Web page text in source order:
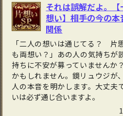
それは誤解だよ。
想い】相手の今の
関係
「二人の想いは通じてる？
も両想い？」あの人の気持ちが
持ちに不安が募っていません
かもしれません。鏡リュウジが
人の本音を明かします。大丈夫
いは必ず通じ合いますよ。